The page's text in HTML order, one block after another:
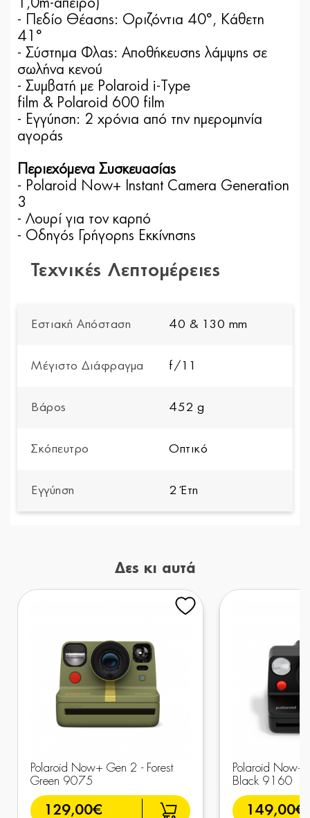
1,0m-άπειρο)
- Πεδίο Θέασης: Οριζόντια 40°, Κάθετη
41°
- Σύστημα Φλας: Αποθήκευσης λάμψης σε
σωλήνα κενού
- Συμβατή με Polaroid i- Type
film & Polaroid 600 film
- Εγγύηση: 2 χρόνια από την ημερομηνία
αγοράς
Περιεχόμενα Συσκευασίας
- Polaroid Now+ Instant Camera Generation
3
- Λουρί για τον καρπό
- Οδηγός Γρήγορης Εκκίνησης
Τεχνικές Λεπτομέρειες
Εστιακή Απόσταση 40 & 130 mm
Μέγιστο Διάφραγμα f/11
Βάρος 452 g
Σκόπευτρο Οπτικό
Εγγύηση 2 Έτη
Δες κι αυτά
Polaroid Now+ Gen 2 - Forest
Green 9075
129,00€
Polaroid Now+
Black 9160
149,00€